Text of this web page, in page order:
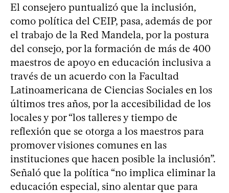
El consejero puntualizó que la inclusión,
como política del CEIP, pasa, además de por
el trabajo de la Red Mandela, por la postura
del consejo, por la formación de más de 400
maestros de apoyo en educación inclusiva a
través de un acuerdo con la Facultad
Latinoamericana de Ciencias Sociales en los
últimos tres años, por la accesibilidad de los
locales y por “los talleres y tiempo de
reflexión que se otorga a los maestros para
promover visiones comunes en las
instituciones que hacen posible la inclusión”.
Señaló que la política “no implica eliminar la
educación especial, sino alentar que para